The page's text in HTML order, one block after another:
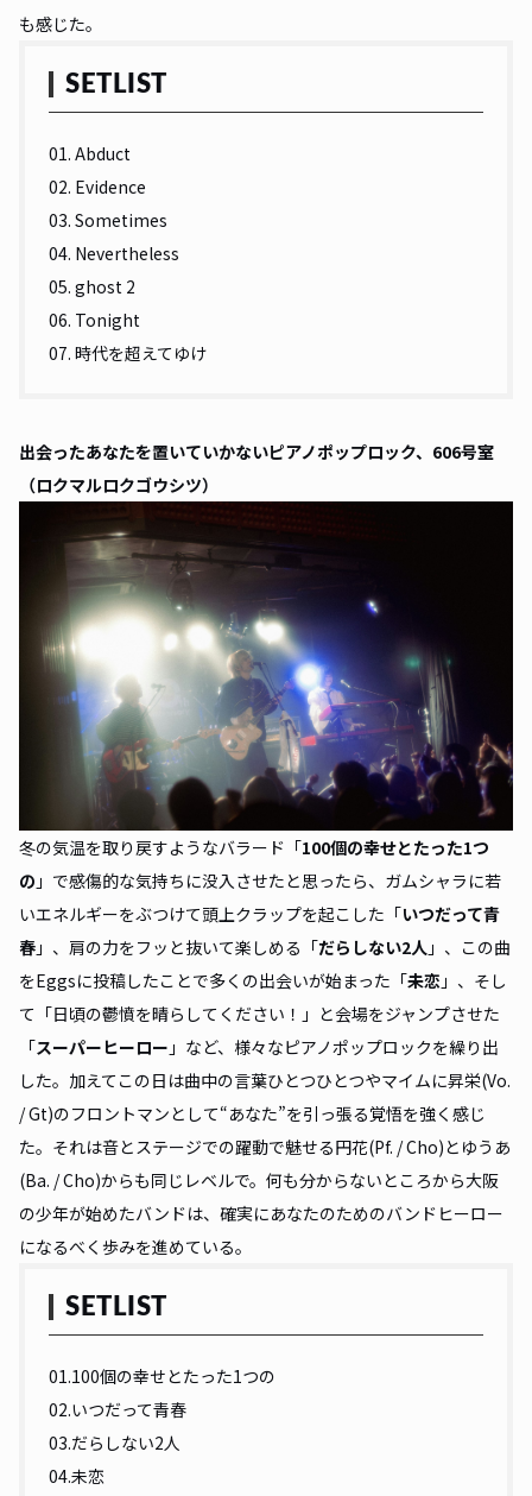
も感じた。
SETLIST
01. Abduct
02. Evidence
03. Sometimes
04. Nevertheless
05. ghost 2
06. Tonight
07. 時代を超えてゆけ
出会ったあなたを置いていかないピアノポップロック、606号室
（ロクマルロクゴウシツ）
冬の気温を取り戻すようなバラード「100個の幸せとたった1つ
の 」で感傷的な気持ちに没入させたと思ったら、ガムシャラに若
いエネルギーをぶつけて頭上クラップを起こした「いつだって青
春 」、肩の力をフッと抜いて楽しめる「だらしない2人 」、この曲
をEggsに投稿したことで多くの出会いが始まった「未恋 」、そし
て「日頃の鬱憤を晴らしてください！」と会場をジャンプさせた
「スーパーヒーロー 」など、様々なピアノポップロックを繰り出
した。加えてこの日は曲中の言葉ひとつひとつやマイムに昇栄(Vo.
/ Gt)のフロントマンとして“あなた”を引っ張る覚悟を強く感じ
た。それは音とステージでの躍動で魅せる円花(Pf. / Cho)とゆうあ
(Ba. / Cho)からも同じレベルで。何も分からないところから大阪
の少年が始めたバンドは、確実にあなたのためのバンドヒーロー
になるべく歩みを進めている。
SETLIST
01.100個の幸せとたった1つの
02.いつだって青春
03.だらしない2人
04.未恋